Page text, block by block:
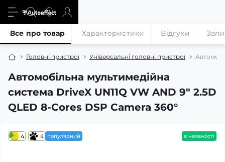
Головні пристрої Універсальні головні пристрої
Автомобільна мультимедійна
система DriveX UN11Q VW AND 9" 2.5D
QLED 8-Cores DSP Camera 360°
Все про товар Характеристики Відгуки
4 4 популярний в наявності